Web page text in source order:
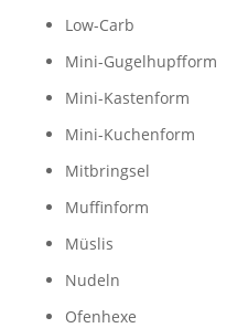
Low-Carb
Mini-Gugelhupfform
Mini-Kastenform
Mini-Kuchenform
Mitbringsel
Muffinform
Müslis
Nudeln
Ofenhexe